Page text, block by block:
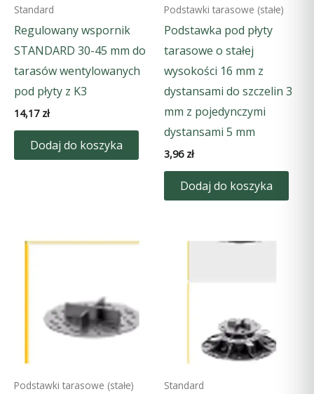
Standard
Regulowany wspornik
STANDARD 30-45 mm do
tarasów wentylowanych
pod płyty z K3
14,17 zł
Dodaj do koszyka
Podstawki tarasowe (stałe)
Podstawka pod płyty
tarasowe o stałej
wysokości 16 mm z
dystansami do szczelin 3
mm z pojedynczymi
dystansami 5 mm
3,96 zł
Dodaj do koszyka
Podstawki tarasowe (stałe) Standard